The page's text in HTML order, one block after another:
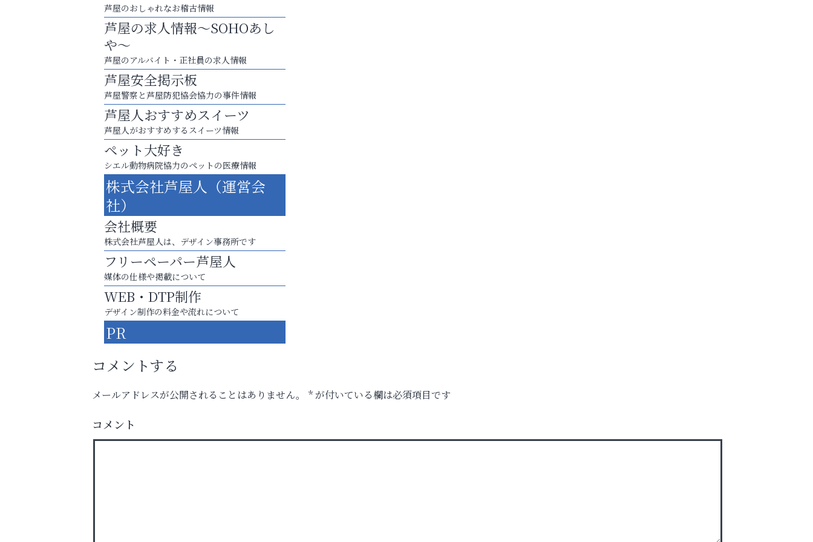
査定のプロが心を込めて出張査定
ご不要品の売却はトレファク出張買取へ
アクイール芦屋店
出張・宅配・持ち込みすべて無料！
芦屋のおしゃれなお稽古情報
芦屋の求人情報～SOHOあし
や～
芦屋のアルバイト・正社員の求人情報
芦屋安全掲示板
芦屋警察と芦屋防犯協会協力の事件情報
芦屋人おすすめスイーツ
芦屋人がおすすめするスイーツ情報
ペット大好き
シエル動物病院協力のペットの医療情報
株式会社芦屋人（運営会
社）
会社概要
株式会社芦屋人は、デザイン事務所です
フリーペーパー芦屋人
媒体の仕様や掲載について
WEB・DTP制作
デザイン制作の料金や流れについて
PR
コメントする
メールアドレスが公開されることはありません。 *が付いている欄は必須項目です
コメント